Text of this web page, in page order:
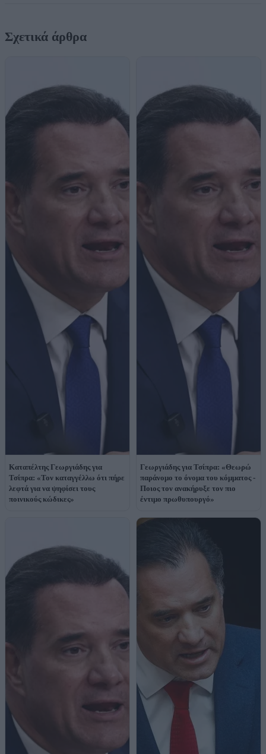
Σχετικά άρθρα
Καταπέλτης Γεωργιάδης για
Τσίπρα: «Τον καταγγέλλω ότι πήρε
λεφτά για να ψηφίσει τους
ποινικούς κώδικες»
Γεωργιάδης για Τσίπρα: «Θεωρώ
παράνομο το όνομα του κόμματος -
Ποιος τον ανακήρυξε τον πιο
έντιμο πρωθυπουργό»